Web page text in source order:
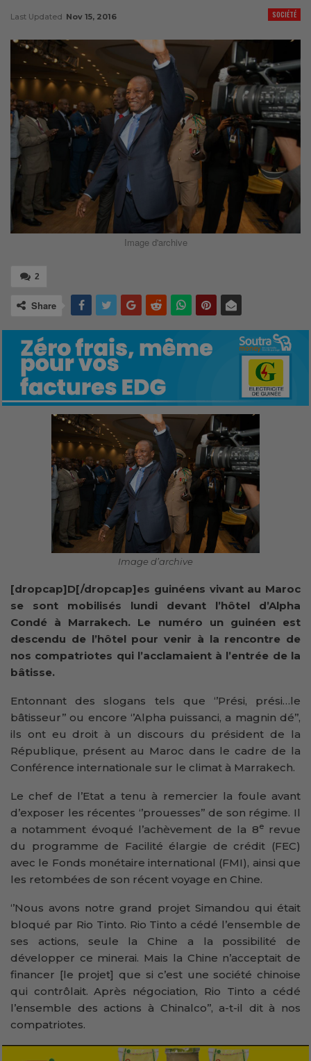
SOCIÉTÉ
Last Updated Nov 15, 2016
Image d'archive
2
Share
Image d’archive
[dropcap]D[/dropcap]es guinéens vivant au Maroc
se sont mobilisés lundi devant l’hôtel d’Alpha
Condé à Marrakech. Le numéro un guinéen est
descendu de l’hôtel pour venir à la rencontre de
nos compatriotes qui l’acclamaient à l’entrée de la
bâtisse.
Entonnant des slogans tels que ‘’Prési, prési…le
bâtisseur’’ ou encore ‘’Alpha puissanci, a magnin dé’’,
ils ont eu droit à un discours du président de la
République, présent au Maroc dans le cadre de la
Conférence internationale sur le climat à Marrakech.
Le chef de l’Etat a tenu à remercier la foule avant
d’exposer les récentes ‘’prouesses’’ de son régime. Il
a notamment évoqué l’achèvement de la 8erevue
du programme de Facilité élargie de crédit (FEC)
avec le Fonds monétaire international (FMI), ainsi que
les retombées de son récent voyage en Chine.
‘’Nous avons notre grand projet Simandou qui était
bloqué par Rio Tinto. Rio Tinto a cédé l’ensemble de
ses actions, seule la Chine a la possibilité de
développer ce minerai. Mais la Chine n’acceptait de
financer [le projet] que si c’est une société chinoise
qui contrôlait. Après négociation, Rio Tinto a cédé
l’ensemble des actions à Chinalco’’, a-t-il dit à nos
compatriotes.